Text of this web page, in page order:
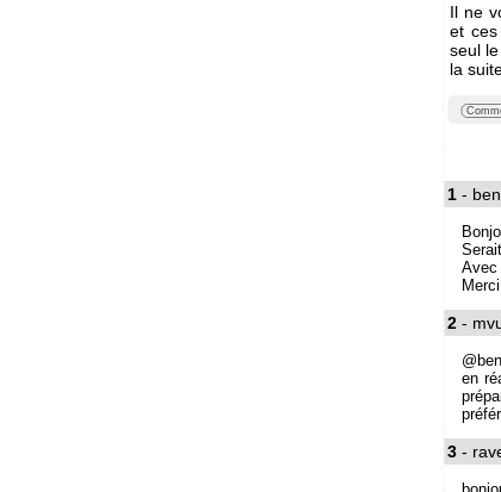
Il ne
et
seul
la
1 -
Avec
Merci
2 -
en
3 -